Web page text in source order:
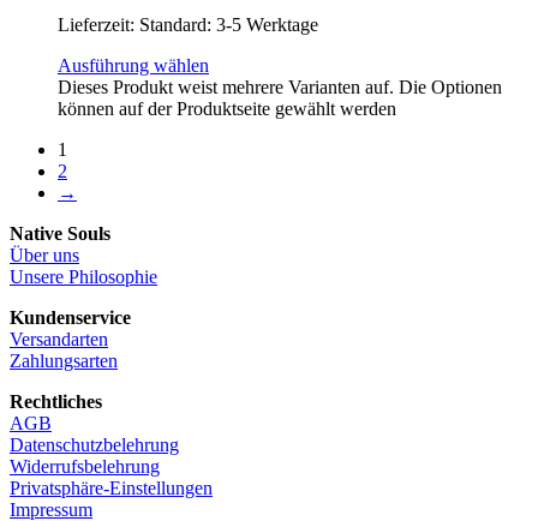
Lieferzeit: Standard: 3-5 Werktage
Ausführung wählen
Dieses Produkt weist mehrere Varianten auf. Die Optionen
können auf der Produktseite gewählt werden
1
2
→
Native Souls
Über uns
Unsere Philosophie
Kundenservice
Versandarten
Zahlungsarten
Rechtliches
AGB
Datenschutzbelehrung
Widerrufsbelehrung
Privatsphäre-Einstellungen
Impressum